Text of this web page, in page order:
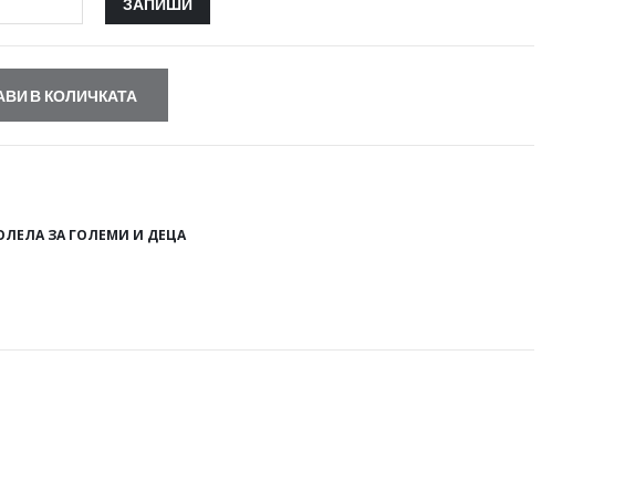
В КОЛИЧКАТА
ЗА ГОЛЕМИ И ДЕЦА